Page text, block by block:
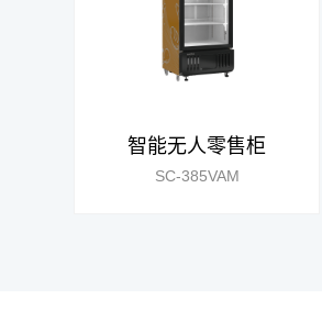
智能无人零售柜
SC-385VAM